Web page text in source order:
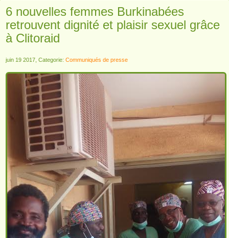
6 nouvelles femmes Burkinabées
retrouvent dignité et plaisir sexuel grâce
à Clitoraid
juin 19 2017, Categorie: Communiqués de presse